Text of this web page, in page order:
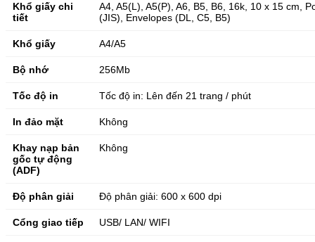
Khổ giấy chi
tiết
A4, A5(L), A5(P), A6, B5, B6, 16k, 10 x 15 cm,
(JIS), Envelopes (DL, C5, B5)
Khổ giấy A4/A5
Bộ nhớ 256Mb
Tốc độ in Tốc độ in: Lên đến 21 trang / phút
In đảo mặt Không
Khay nạp bản
gốc tự động
(ADF)
Không
Độ phân giải Độ phân giải: 600 x 600 dpi
Cổng giao tiếp USB/ LAN/ WIFI